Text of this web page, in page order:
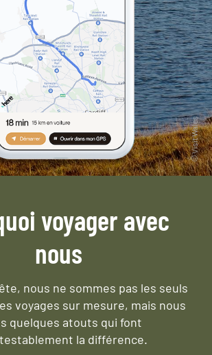
voyager avec
nous
nous ne sommes pas les seuls
voyages sur mesure, mais nous
quelques atouts qui font
la différence.